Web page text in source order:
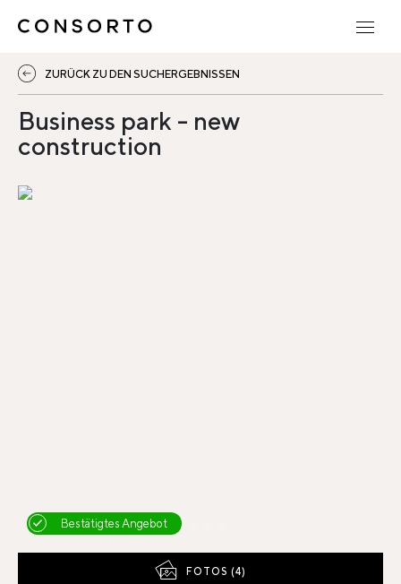
ZURÜCK ZU DEN SUCHERGEBNISSEN
Business park - new
construction
Bestätigtes Angebot
FOTOS (4)